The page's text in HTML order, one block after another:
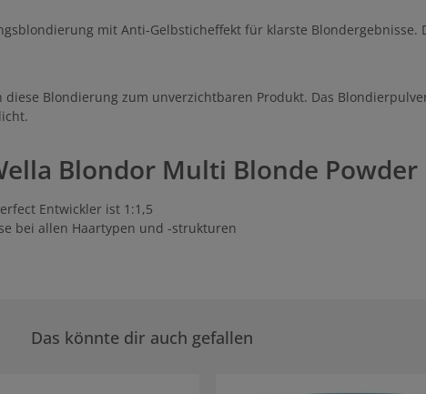
mit Anti-Gelbsticheffekt für klarste
Blondierung zum unverzichtbaren Produkt. Das
Blondor Multi Blonde Powder
Entwickler ist 1:1,5
bei allen Haartypen und -strukturen
Das könnte dir auch gefallen